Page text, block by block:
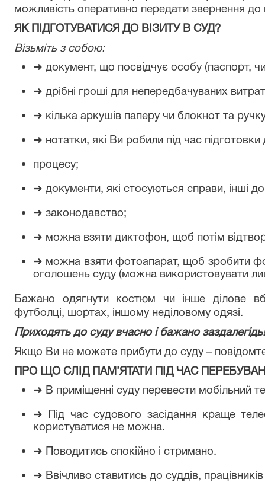
можливість оперативно передати звернення до
ЯК ПІДГОТУВАТИСЯ ДО ВІЗИТУ В СУД?
Візьміть з собою:
➜ документ, що посвідчує особу (паспорт,
➜ дрібні гроші для непередбачуваних
➜ кілька аркушів паперу чи блокнот та
➜ нотатки, які Ви робили під час
процесу;
➜ документи, які стосуються справи, інші
➜ законодавство;
➜ можна взяти диктофон, щоб потім
➜ можна взяти фотоапарат, щоб зробити
оголошень суду (можна використовувати
Бажано одягнути костюм чи інше ділове
футболці, шортах, іншому неділовому одязі.
Приходять до суду вчасно і бажано заздалегідь!
Якщо Ви не можете прибути до суду –
ПРО ЩО СЛІД ПАМ’ЯТАТИ ПІД ЧАС
➜ В приміщенні суду перевести мобільний
➜ Під час судового засідання краще
користуватися не можна.
➜ Поводитись спокійно і стримано.
➜ Ввічливо ставитись до суддів,